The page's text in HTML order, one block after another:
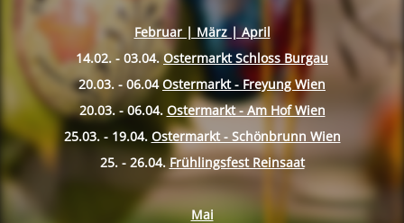
Februar | März | April
14.02. - 03.04. Ostermarkt Schloss Burgau
20.03. - 06.04 Ostermarkt - Freyung Wien
20.03. - 06.04. Ostermarkt - Am Hof Wien
25.03. - 19.04. Ostermarkt - Schönbrunn Wien
25. - 26.04. Frühlingsfest Reinsaat
Mai